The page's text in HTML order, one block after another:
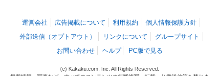
運営会社 広告掲載について 利用規約
個人情報保護方針
外部送信（オプトアウト）
リンクについて
グループサイト
お問い合わせ
ヘルプ PC版で見る
(c) Kakaku.com, Inc. All Rights Reserved.